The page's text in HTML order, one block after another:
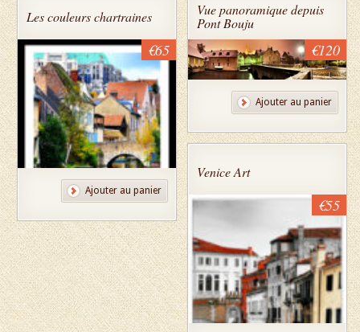
Les couleurs chartraines
€65
Ajouter au panier
Vue panoramique depuis
Pont Bouju
€120
Ajouter au panier
Venice Art
€55